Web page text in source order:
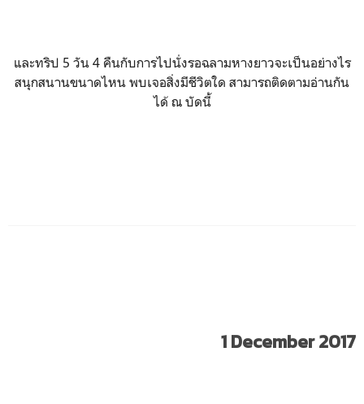
และทริป 5 วัน 4 คืนกับการไปนั่งรอฉลามหางยาวจะเป็นอย่างไร
สนุกสนานขนาดไหน พบเจอสิ่งมีชีวิตใด สามารถติดตามอ่านกัน
ได้ ณ บัดนี้
1 December 2017